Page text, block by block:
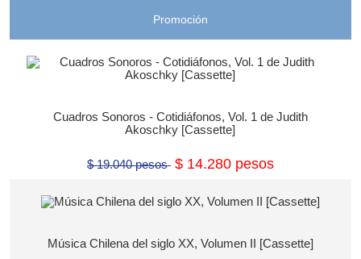
Promoción
Cuadros Sonoros - Cotidiáfonos, Vol. 1 de Judith
Akoschky [Cassette]
$ 19.040 pesos $ 14.280 pesos
Música Chilena del siglo XX, Volumen II [Cassette]